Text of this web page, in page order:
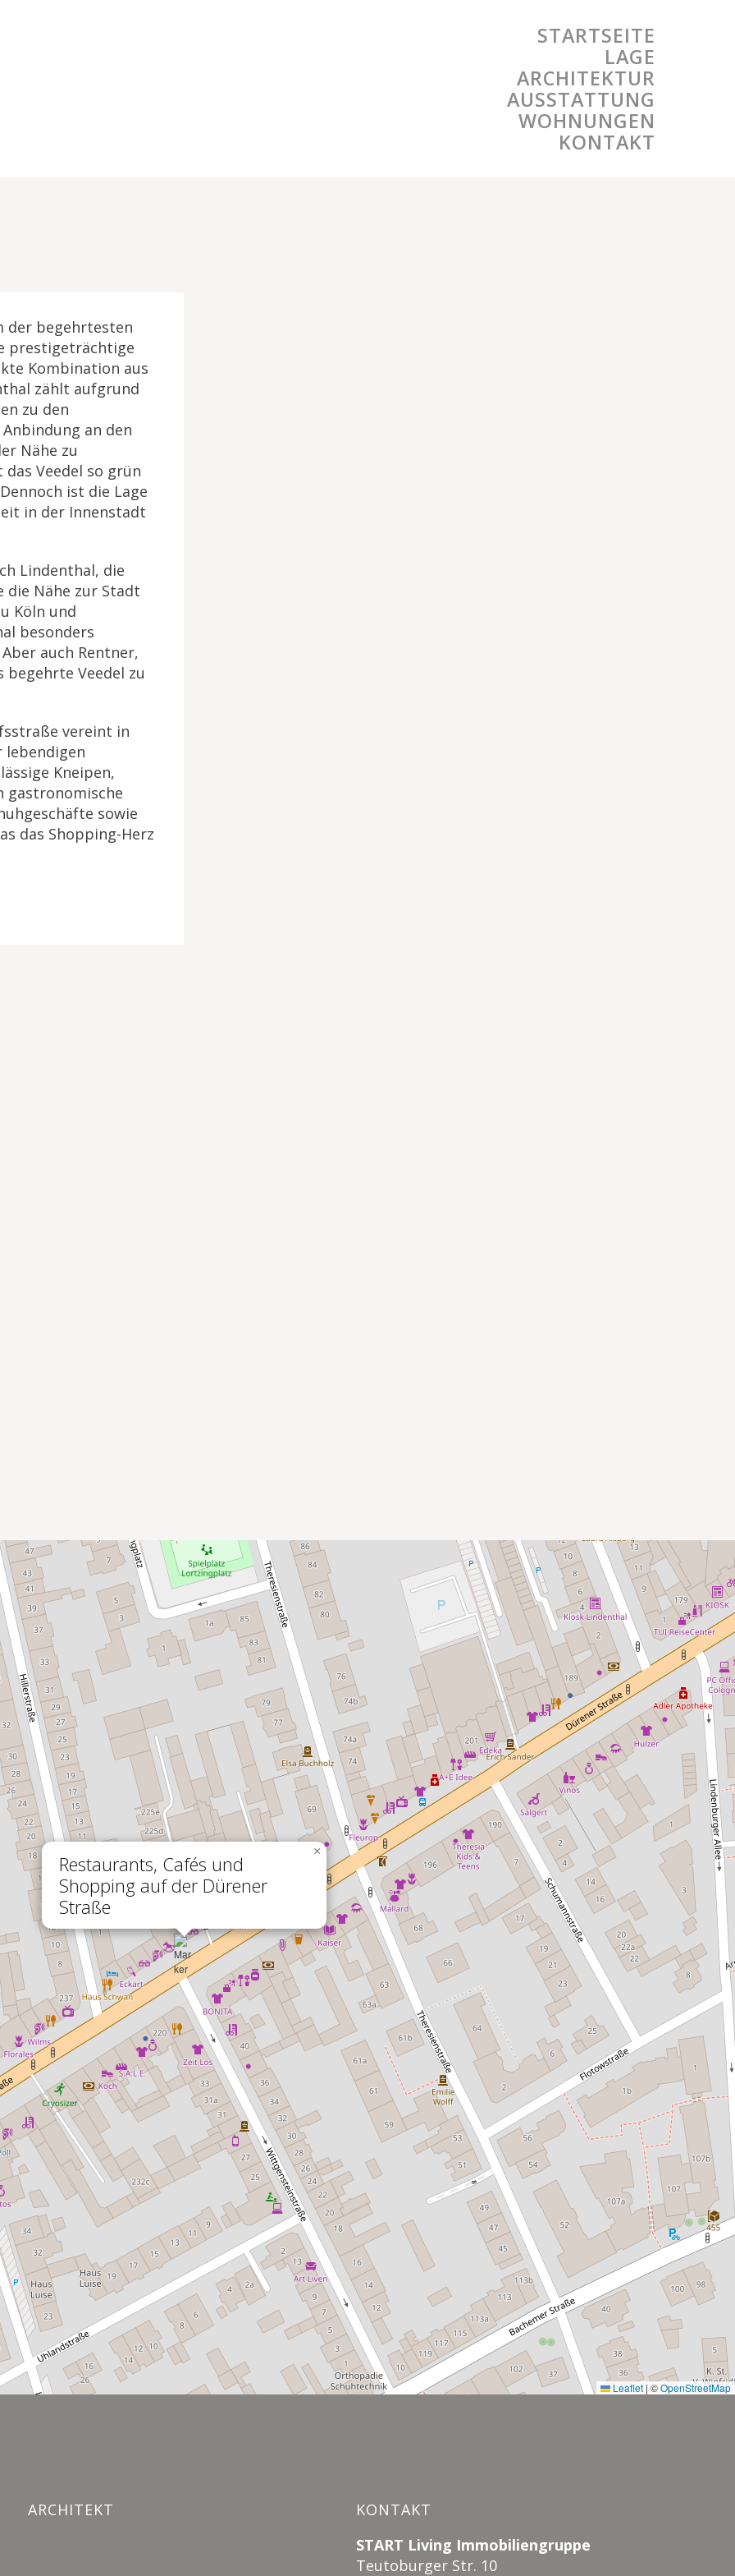
STARTSEITE
LAGE
ARCHITEKTUR
AUSSTATTUNG
WOHNUNGEN
KONTAKT
der begehrtesten
prestigeträchtige
Kombination aus
zählt aufgrund
zu den
an den
Nähe zu
Veedel so grün
ist die Lage
in der Innenstadt
Lindenthal, die
Nähe zur Stadt
Köln und
besonders
auch Rentner,
begehrte Veedel zu
vereint in
lebendigen
Kneipen,
gastronomische
sowie
das Shopping-Herz
Restaurants, Cafés und
Shopping auf der Dürener
Straße
×
Leaflet | ©OpenStreetMap
ARCHITEKT
KONTAKT
START Living Immobiliengruppe
Teutoburger Str. 10